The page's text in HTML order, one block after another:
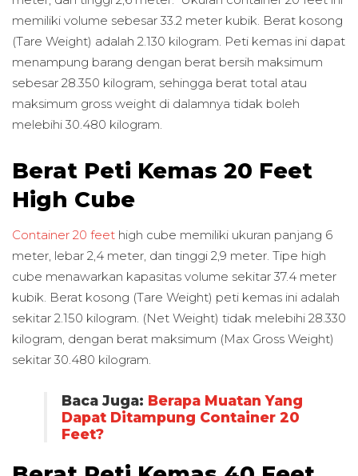
memiliki volume sebesar 33.2 meter kubik. Berat kosong
(Tare Weight) adalah 2.130 kilogram. Peti kemas ini dapat
menampung barang dengan berat bersih maksimum
sebesar 28.350 kilogram, sehingga berat total atau
maksimum gross weight di dalamnya tidak boleh
melebihi 30.480 kilogram.
Berat Peti Kemas 20 Feet
High Cube
Container 20 feet high cube memiliki ukuran panjang 6
meter, lebar 2,4 meter, dan tinggi 2,9 meter. Tipe high
cube menawarkan kapasitas volume sekitar 37.4 meter
kubik. Berat kosong (Tare Weight) peti kemas ini adalah
sekitar 2.150 kilogram. (Net Weight) tidak melebihi 28.330
kilogram, dengan berat maksimum (Max Gross Weight)
sekitar 30.480 kilogram.
Baca Juga: Berapa Muatan Yang
Dapat Ditampung Container 20
Feet?